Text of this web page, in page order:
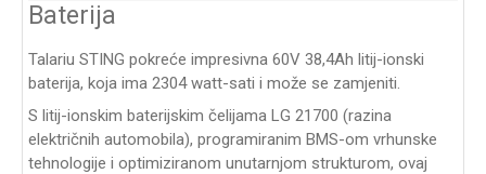
Baterija
Talariu STING pokreće impresivna 60V 38,4Ah litij-ionski
baterija, koja ima 2304 watt-sati i može se zamjeniti.
S litij-ionskim baterijskim čelijama LG 21700 (razina
električnih automobila), programiranim BMS-om vrhunske
tehnologije i optimiziranom unutarnjom strukturom, ovaj